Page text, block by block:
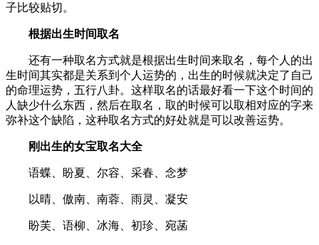
子比较贴切。
根据出生时间取名
还有一种取名方式就是根据出生时间来取名，每个人的出
生时间其实都是关系到个人运势的，出生的时候就决定了自己
的命理运势，五行八卦。这样取名的话最好看一下这个时间的
人缺少什么东西，然后在取名，取的时候可以取相对应的字来
弥补这个缺陷，这种取名方式的好处就是可以改善运势。
刚出生的女宝取名大全
语蝶、盼夏、尔容、采春、念梦
以晴、傲南、南蓉、雨灵、凝安
盼芙、语柳、冰海、初珍、宛菡